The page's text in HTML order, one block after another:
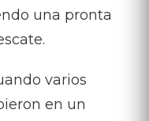
una pronta
varios
en un